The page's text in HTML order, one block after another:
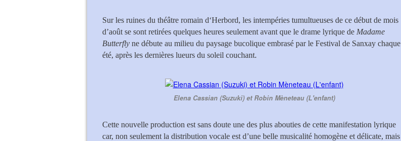
Sur les ruines du théâtre romain d‘Herbord, les intempéries tumultueuses de ce début de mois
d’août se sont retirées quelques heures seulement avant que le drame lyrique de Madame
Butterfly ne débute au milieu du paysage bucolique embrasé par le Festival de Sanxay chaque
été, après les dernières lueurs du soleil couchant.
Elena Cassian (Suzuki) et Robin Mèneteau (L'enfant)
Cette nouvelle production est sans doute une des plus abouties de cette manifestation lyrique
car, non seulement la distribution vocale est d’une belle musicalité homogène et délicate, mais